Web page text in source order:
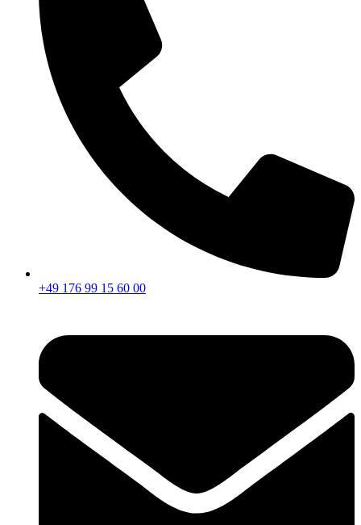
+49 176 99 15 60 00